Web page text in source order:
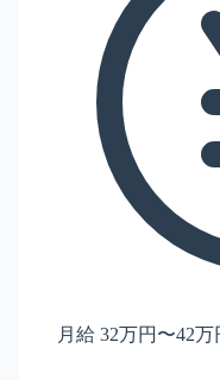
月給 32万円〜42万